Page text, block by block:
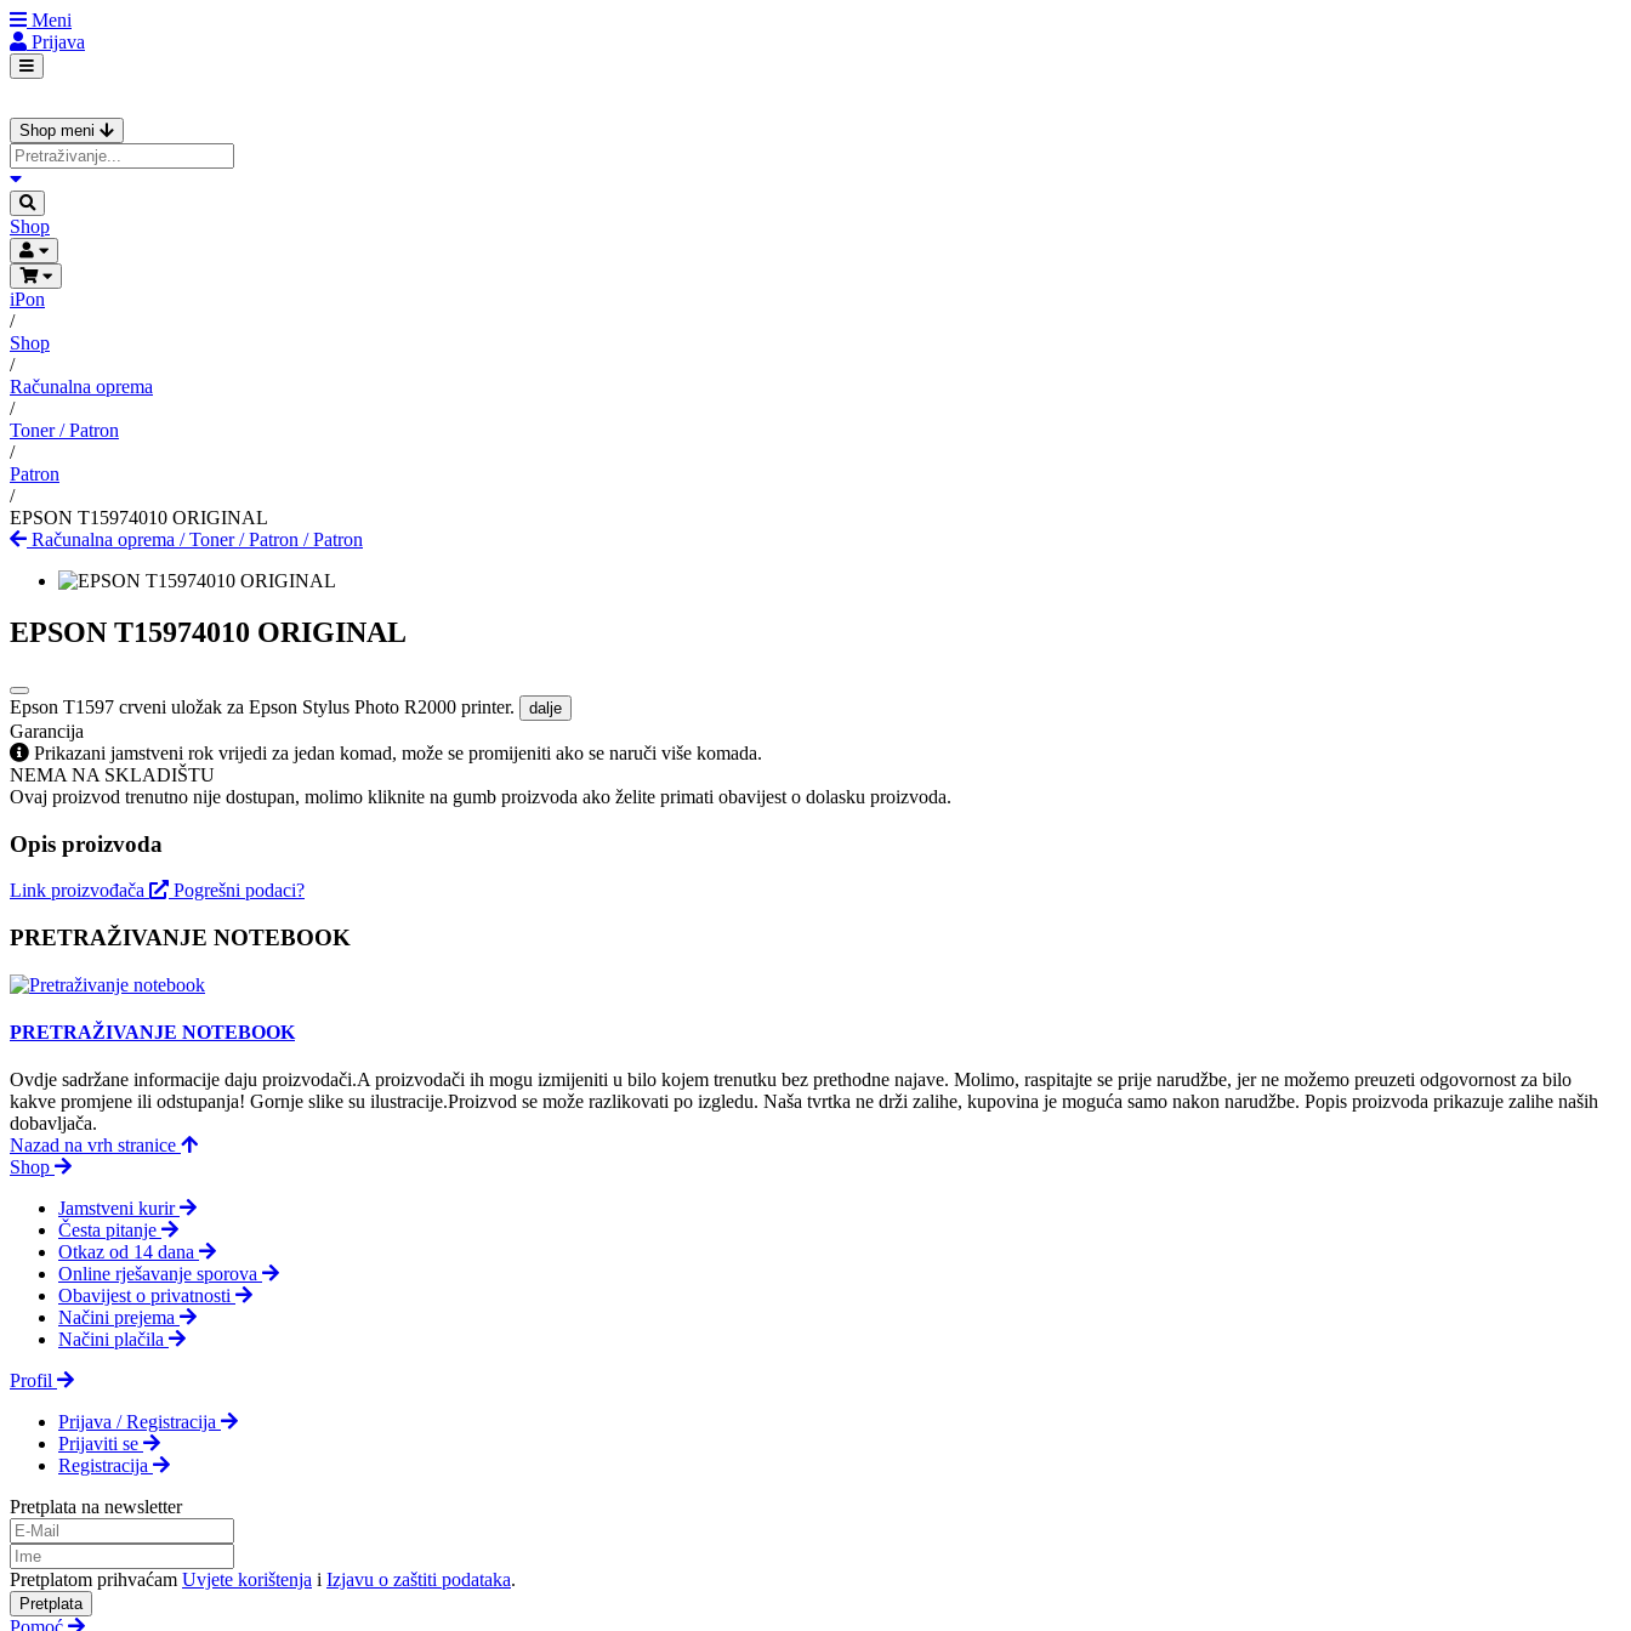
Meni
Prijava
Shop meni
Shop
iPon
/
Shop
/
Računalna oprema
/
Toner / Patron
/
Patron
/
EPSON T15974010 ORIGINAL
Računalna oprema /Toner / Patron /Patron
EPSON T15974010 ORIGINAL
Epson T1597 crveni uložak za Epson Stylus Photo R2000 printer. dalje
Garancija
Prikazani jamstveni rok vrijedi za jedan komad, može se promijeniti ako se naruči više komada.
NEMA NA SKLADIŠTU
Ovaj proizvod trenutno nije dostupan, molimo kliknite na gumb proizvoda ako želite primati obavijest o dolasku proizvoda.
Opis proizvoda
Link proizvođača Pogrešni podaci?
PRETRAŽIVANJE NOTEBOOK
PRETRAŽIVANJE NOTEBOOK
Ovdje sadržane informacije daju proizvodači.A proizvodači ih mogu izmijeniti u bilo kojem trenutku bez prethodne najave. Molimo, raspitajte se prije narudžbe, jer ne možemo preuzeti odgovornost za bilo
kakve promjene ili odstupanja! Gornje slike su ilustracije.Proizvod se može razlikovati po izgledu. Naša tvrtka ne drži zalihe, kupovina je moguća samo nakon narudžbe. Popis proizvoda prikazuje zalihe naših
dobavljača.
Nazad na vrh stranice
Shop
Jamstveni kurir
Česta pitanje
Otkaz od 14 dana
Online rješavanje sporova
Obavijest o privatnosti
Načini prejema
Načini plačila
Profil
Prijava / Registracija
Prijaviti se
Registracija
Pretplata na newsletter
Pretplatom prihvaćam Uvjete korištenja i Izjavu o zaštiti podataka.
Pretplata